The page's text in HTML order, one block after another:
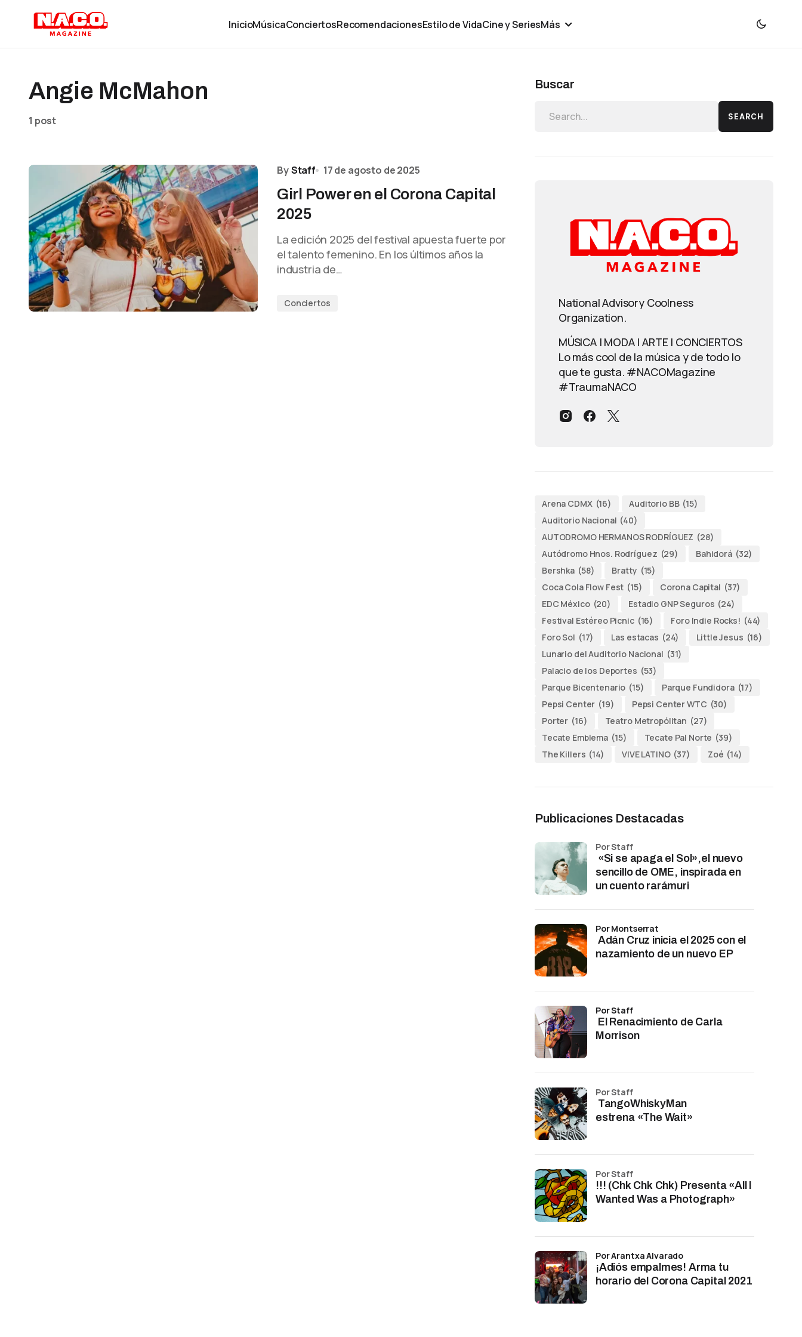
InicioMúsicaConciertosRecomendacionesEstilo de VidaCine y SeriesMás
Angie McMahon
1 post
ByStaff 17 de agosto de 2025
Girl Power en el Corona Capital
2025
La edición 2025 del festival apuesta fuerte por
el talento femenino. En los últimos años la
industria de…
Conciertos
Buscar
SEARCH
National Advisory Coolness
Organization.
MÚSICA | MODA | ARTE | CONCIERTOS
Lo más cool de la música y de todo lo
que te gusta. #NACOMagazine
#TraumaNACO
Arena CDMX (16) Auditorio BB (15)
Auditorio Nacional (40)
AUTODROMO HERMANOS RODRÍGUEZ (28)
Autódromo Hnos. Rodríguez (29) Bahidorá (32)
Bershka (58) Bratty (15)
Coca Cola Flow Fest (15) Corona Capital (37)
EDC México (20) Estadio GNP Seguros (24)
Festival Estéreo Picnic (16) Foro Indie Rocks! (44)
Foro Sol (17) Las estacas (24) Little Jesus (16)
Lunario del Auditorio Nacional (31)
Palacio de los Deportes (53)
Parque Bicentenario (15) Parque Fundidora (17)
Pepsi Center (19) Pepsi Center WTC (30)
Porter (16) Teatro Metropólitan (27)
Tecate Emblema (15) Tecate Pal Norte (39)
The Killers (14) VIVE LATINO (37) Zoé (14)
Publicaciones Destacadas
«Si se apaga el Sol»,el nuevo
sencillo de OME, inspirada en
un cuento rarámuri
por Staff
Adán Cruz inicia el 2025 con el
nazamiento de un nuevo EP
por Montserrat
El Renacimiento de Carla
Morrison
por Staff
TangoWhiskyMan
estrena «The Wait»
por Staff
!!! (Chk Chk Chk) Presenta «All I
Wanted Was a Photograph»
por Staff
¡Adiós empalmes! Arma tu
horario del Corona Capital 2021
por Arantxa Alvarado